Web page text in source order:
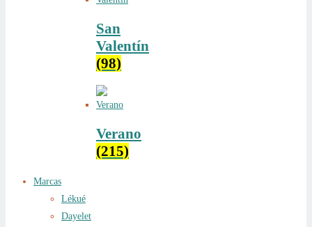
San
Valentín
(98)
Verano
(215)
Marcas
Lékué
Dayelet